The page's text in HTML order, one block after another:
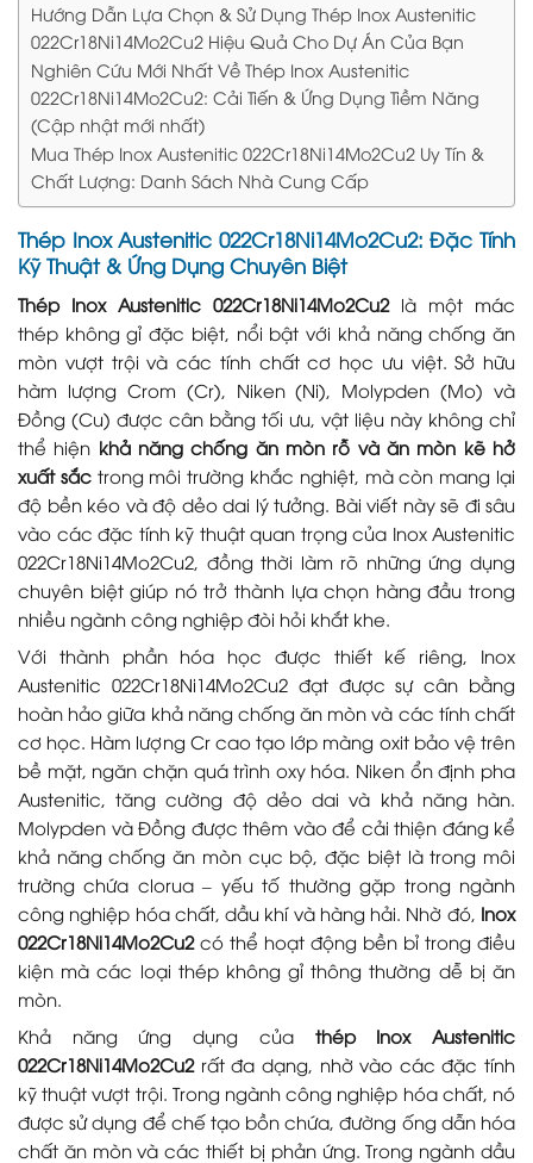
Hướng Dẫn Lựa Chọn & Sử Dụng Thép Inox Austenitic
022Cr18Ni14Mo2Cu2 Hiệu Quả Cho Dự Án Của Bạn
Nghiên Cứu Mới Nhất Về Thép Inox Austenitic
022Cr18Ni14Mo2Cu2: Cải Tiến & Ứng Dụng Tiềm Năng
(Cập nhật mới nhất)
Mua Thép Inox Austenitic 022Cr18Ni14Mo2Cu2 Uy Tín &
Chất Lượng: Danh Sách Nhà Cung Cấp
Thép Inox Austenitic 022Cr18Ni14Mo2Cu2: Đặc Tính
Kỹ Thuật & Ứng Dụng Chuyên Biệt
Thép Inox Austenitic 022Cr18Ni14Mo2Cu2là một mác
thép không gỉ đặc biệt, nổi bật với khả năng chống ăn
mòn vượt trội và các tính chất cơ học ưu việt. Sở hữu
hàm lượng Crom (Cr), Niken (Ni), Molypden (Mo) và
Đồng (Cu) được cân bằng tối ưu, vật liệu này không chỉ
thể hiện khả năng chống ăn mòn rỗ và ăn mòn kẽ hở
xuất sắctrong môi trường khắc nghiệt, mà còn mang lại
độ bền kéo và độ dẻo dai lý tưởng. Bài viết này sẽ đi sâu
vào các đặc tính kỹ thuật quan trọng của Inox Austenitic
022Cr18Ni14Mo2Cu2, đồng thời làm rõ những ứng dụng
chuyên biệt giúp nó trở thành lựa chọn hàng đầu trong
nhiều ngành công nghiệp đòi hỏi khắt khe.
Với thành phần hóa học được thiết kế riêng, Inox
Austenitic 022Cr18Ni14Mo2Cu2 đạt được sự cân bằng
hoàn hảo giữa khả năng chống ăn mòn và các tính chất
cơ học. Hàm lượng Cr cao tạo lớp màng oxit bảo vệ trên
bề mặt, ngăn chặn quá trình oxy hóa. Niken ổn định pha
Austenitic, tăng cường độ dẻo dai và khả năng hàn.
Molypden và Đồng được thêm vào để cải thiện đáng kể
khả năng chống ăn mòn cục bộ, đặc biệt là trong môi
trường chứa clorua – yếu tố thường gặp trong ngành
công nghiệp hóa chất, dầu khí và hàng hải. Nhờ đó, Inox
022Cr18Ni14Mo2Cu2có thể hoạt động bền bỉ trong điều
kiện mà các loại thép không gỉ thông thường dễ bị ăn
mòn.
Khả năng ứng dụng của thép Inox Austenitic
022Cr18Ni14Mo2Cu2rất đa dạng, nhờ vào các đặc tính
kỹ thuật vượt trội. Trong ngành công nghiệp hóa chất, nó
được sử dụng để chế tạo bồn chứa, đường ống dẫn hóa
chất ăn mòn và các thiết bị phản ứng. Trong ngành dầu